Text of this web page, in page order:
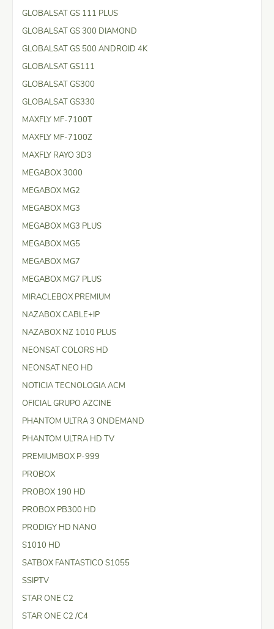
GLOBALSAT GS 111 PLUS
GLOBALSAT GS 300 DIAMOND
GLOBALSAT GS 500 ANDROID 4K
GLOBALSAT GS111
GLOBALSAT GS300
GLOBALSAT GS330
MAXFLY MF-7100T
MAXFLY MF-7100Z
MAXFLY RAYO 3D3
MEGABOX 3000
MEGABOX MG2
MEGABOX MG3
MEGABOX MG3 PLUS
MEGABOX MG5
MEGABOX MG7
MEGABOX MG7 PLUS
MIRACLEBOX PREMIUM
NAZABOX CABLE+IP
NAZABOX NZ 1010 PLUS
NEONSAT COLORS HD
NEONSAT NEO HD
NOTICIA TECNOLOGIA ACM
OFICIAL GRUPO AZCINE
PHANTOM ULTRA 3 ONDEMAND
PHANTOM ULTRA HD TV
PREMIUMBOX P-999
PROBOX
PROBOX 190 HD
PROBOX PB300 HD
PRODIGY HD NANO
S1010 HD
SATBOX FANTASTICO S1055
SSIPTV
STAR ONE C2
STAR ONE C2 /C4